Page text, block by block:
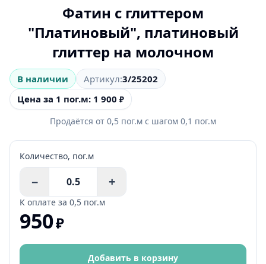
Фатин с глиттером
"Платиновый", платиновый
глиттер на молочном
В наличии Артикул:3/25202
Цена за 1 пог.м: 1 900 ₽
Продаётся от 0,5 пог.м с шагом 0,1 пог.м
Количество, пог.м
− +
К оплате за 0,5 пог.м
950₽
Добавить в корзину